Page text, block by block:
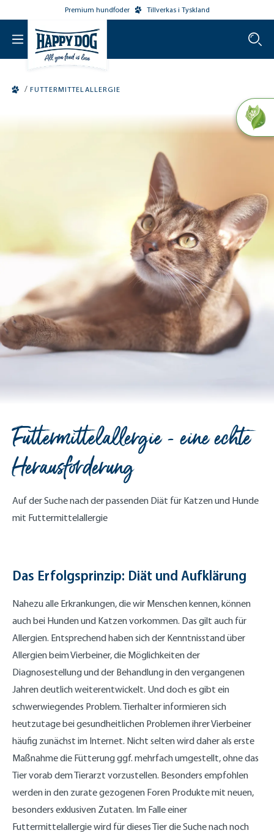
Premium hundfoder Tillverkas i Tyskland
/ FUTTERMITTELALLERGIE
Futtermittelallergie - eine echte
Herausforderung
Auf der Suche nach der passenden Diät für Katzen und Hunde
mit Futtermittelallergie
Das Erfolgsprinzip: Diät und Aufklärung
Nahezu alle Erkrankungen, die wir Menschen kennen, können
auch bei Hunden und Katzen vorkommen. Das gilt auch für
Allergien. Entsprechend haben sich der Kenntnisstand über
Allergien beim Vierbeiner, die Möglichkeiten der
Diagnosestellung und der Behandlung in den vergangenen
Jahren deutlich weiterentwickelt. Und doch es gibt ein
schwerwiegendes Problem. Tierhalter informieren sich
heutzutage bei gesundheitlichen Problemen ihrer Vierbeiner
häufig zunächst im Internet. Nicht selten wird daher als erste
Maßnahme die Fütterung ggf. mehrfach umgestellt, ohne das
Tier vorab dem Tierarzt vorzustellen. Besonders empfohlen
werden in den zurate gezogenen Foren Produkte mit neuen,
besonders exklusiven Zutaten. Im Falle einer
Futtermittelallergie wird für dieses Tier die Suche nach noch